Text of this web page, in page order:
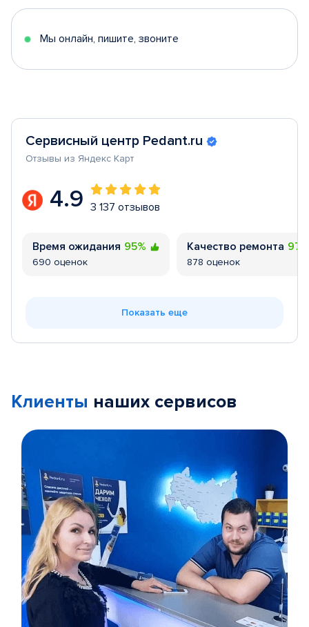
5
Мы онлайн, пишите, звоните
Сервисный центр Pedant.ru
Отзывы из Яндекс Карт
4.9 3 137 отзывов
Время ожидания 95%
690 оценок
Качество ремонта
878 оценок
Показать еще
Клиенты наших сервисов